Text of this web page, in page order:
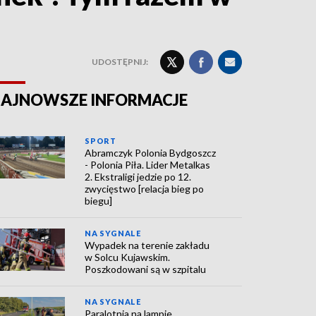
UDOSTĘPNIJ:
INFORMACJE
SPORT
Abramczyk Polonia Bydgoszcz
- Polonia Piła. Lider Metalkas
2. Ekstraligi jedzie po 12.
zwycięstwo [relacja bieg po
biegu]
NA SYGNALE
Wypadek na terenie zakładu
w Solcu Kujawskim.
Poszkodowani są w szpitalu
NA SYGNALE
Paralotnia na lampie.